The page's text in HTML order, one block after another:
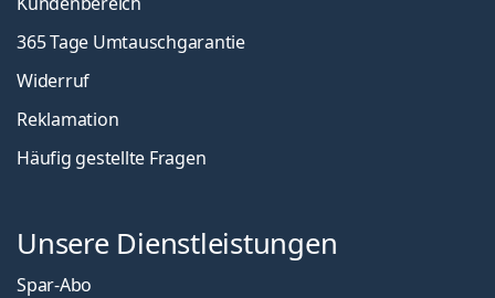
365 Tage Umtauschgarantie
Widerruf
Reklamation
Häufig gestellte Fragen
Unsere Dienstleistungen
Spar-Abo